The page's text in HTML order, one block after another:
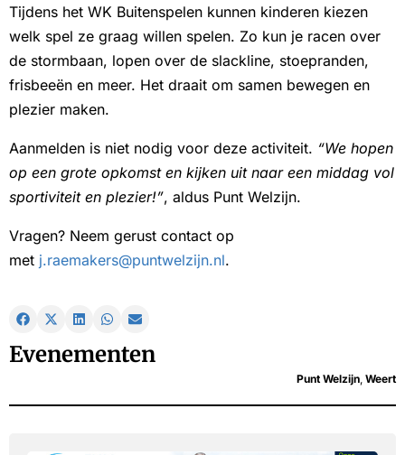
Tijdens het WK Buitenspelen kunnen kinderen kiezen
welk spel ze graag willen spelen. Zo kun je racen over
de stormbaan, lopen over de slackline, stoepranden,
frisbeeën en meer. Het draait om samen bewegen en
plezier maken.
Aanmelden is niet nodig voor deze activiteit. “We hopen
op een grote opkomst en kijken uit naar een middag vol
sportiviteit en plezier!”, aldus Punt Welzijn.
Vragen? Neem gerust contact op
met j.raemakers@puntwelzijn.nl.
Evenementen
Punt Welzijn, Weert